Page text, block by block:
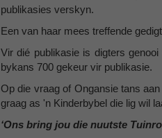
publikasies verskyn.
Een van haar mees treffende
Vir dié publikasie is digters
bykans 700 gekeur vir publikasie.
Op die vraag of Ongansie tans
graag as 'n Kinderbybel die lig wil
‘Ons bring jou die nuutste